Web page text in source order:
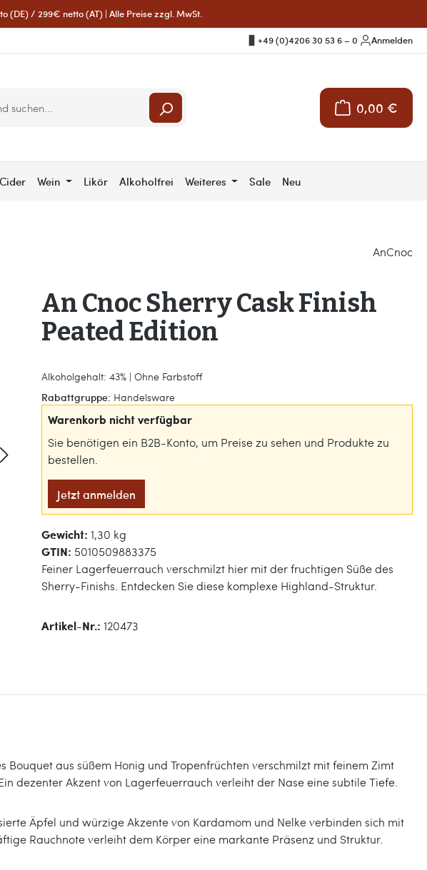
(DE) / 299€ netto (AT) | Alle Preise zzgl. MwSt.
+49 (0)4206 30 53 6 – 0 Anmelden
0,00 €
Warenkorb
Cider Wein Likör Alkoholfrei Weiteres Sale Neu
AnCnoc
An Cnoc Sherry Cask Finish
Peated Edition
Alkoholgehalt: 43% | Ohne Farbstoff
Rabattgruppe: Handelsware
Warenkorb nicht verfügbar
Sie benötigen ein B2B-Konto, um Preise zu sehen und Produkte zu
bestellen.
Jetzt anmelden
Gewicht: 1,30 kg
GTIN: 5010509883375
Feiner Lagerfeuerrauch verschmilzt hier mit der fruchtigen Süße des
Sherry-Finishs. Entdecken Sie diese komplexe Highland-Struktur.
Artikel-Nr.: 120473
Bouquet aus süßem Honig und Tropenfrüchten verschmilzt mit feinem Zimt
dezenter Akzent von Lagerfeuerrauch verleiht der Nase eine subtile Tiefe.
Äpfel und würzige Akzente von Kardamom und Nelke verbinden sich mit
Rauchnote verleiht dem Körper eine markante Präsenz und Struktur.